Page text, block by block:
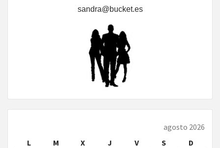
sandra@bucket.es
agosto 2026
L
M X J V S
D